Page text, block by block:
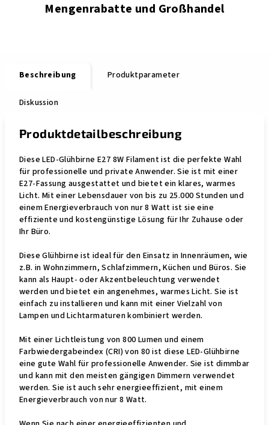
Mengenrabatte und Großhandel
Beschreibung Produktparameter
Diskussion
Produktdetailbeschreibung
Diese LED-Glühbirne E27 8W Filament ist die perfekte Wahl
für professionelle und private Anwender. Sie ist mit einer
E27-Fassung ausgestattet und bietet ein klares, warmes
Licht. Mit einer Lebensdauer von bis zu 25.000 Stunden und
einem Energieverbrauch von nur 8 Watt ist sie eine
effiziente und kostengünstige Lösung für Ihr Zuhause oder
Ihr Büro.
Diese Glühbirne ist ideal für den Einsatz in Innenräumen, wie
z.B. in Wohnzimmern, Schlafzimmern, Küchen und Büros. Sie
kann als Haupt- oder Akzentbeleuchtung verwendet
werden und bietet ein angenehmes, warmes Licht. Sie ist
einfach zu installieren und kann mit einer Vielzahl von
Lampen und Lichtarmaturen kombiniert werden.
Mit einer Lichtleistung von 800 Lumen und einem
Farbwiedergabeindex (CRI) von 80 ist diese LED-Glühbirne
eine gute Wahl für professionelle Anwender. Sie ist dimmbar
und kann mit den meisten gängigen Dimmern verwendet
werden. Sie ist auch sehr energieeffizient, mit einem
Energieverbrauch von nur 8 Watt.